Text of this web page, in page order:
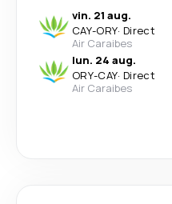
vin. 21 aug.
CAY-ORY· Direct
Air Caraibes
lun. 24 aug.
ORY-CAY· Direct
Air Caraibes